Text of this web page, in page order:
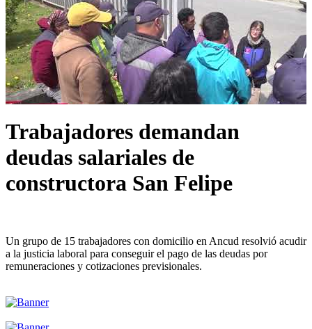
Trabajadores demandan
deudas salariales de
constructora San Felipe
Un grupo de 15 trabajadores con domicilio en Ancud resolvió acudir
a la justicia laboral para conseguir el pago de las deudas por
remuneraciones y cotizaciones previsionales.